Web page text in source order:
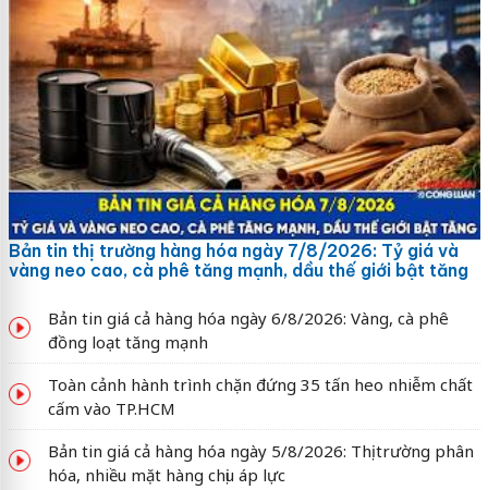
Bản tin thị trường hàng hóa ngày 7/8/2026: Tỷ giá và
vàng neo cao, cà phê tăng mạnh, dầu thế giới bật tăng
Bản tin giá cả hàng hóa ngày 6/8/2026: Vàng, cà phê
đồng loạt tăng mạnh
Toàn cảnh hành trình chặn đứng 35 tấn heo nhiễm chất
cấm vào TP.HCM
Bản tin giá cả hàng hóa ngày 5/8/2026: Thị trường phân
hóa, nhiều mặt hàng chịu áp lực